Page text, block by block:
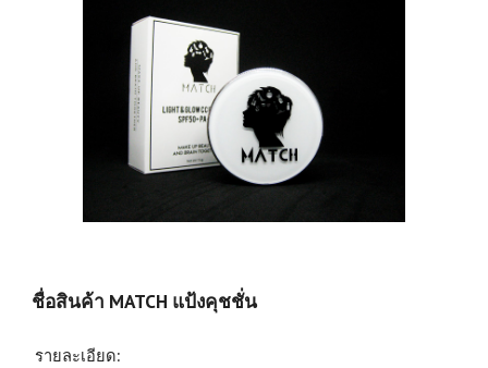
ชื่อสินค้า MATCH แป้งคุชชั่น
รายละเอียด: